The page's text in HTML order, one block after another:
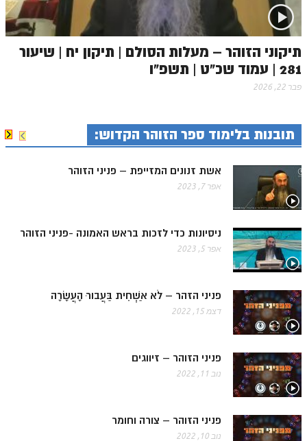
תגיות ונושאים
אודות אתר הזוהר היומי
ספר הזוהר
גדולי ישראל על הזוהר
אפליקציית ספר הזוהר הקדוש
הקדשות על דיסקים
לאתר הבית
הרב אדם סיני
לבלוג הרב
לאתר ספר הרב
לדף היומי בתע"ס
הזמן סט זוהר
ספרים להורדה
תיקוני הזוהר – מעלות הסולם | תיקון יח | שיעור
281 | עמוד שכ"ט | תשפ"ו
פבר 22, 2026
תובנות בלימוד ספר הזוהר הקדוש:
אשת זנונים המזייפת – פניני הזוהר
אפר 7, 2023
ניסיונות כדי לזכות בראש האמונה -פניני הזוהר
אפר 5, 2023
פניני הזהר – לֹא אַשְׁחִית בַּעֲבורּ הָעֲשָׂרָה
דצמ 15, 2022
פניני הזוהר – זיווגים
נוב 11, 2022
פניני הזוהר – צורה וחומר
נוב 10, 2022